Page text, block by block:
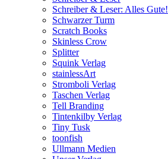
Schreiber & Leser: Alles Gute!
Schwarzer Turm
Scratch Books
Skinless Crow
Splitter
Squink Verlag
stainlessArt
Stromboli Verlag
Taschen Verlag
Tell Branding
Tintenkilby Verlag
Tiny Tusk
toonfish
Ullmann Medien